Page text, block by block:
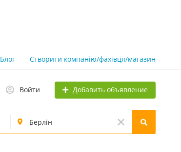
Блог Створити компанію/фахівця/магазин
Войти Добавить объявление